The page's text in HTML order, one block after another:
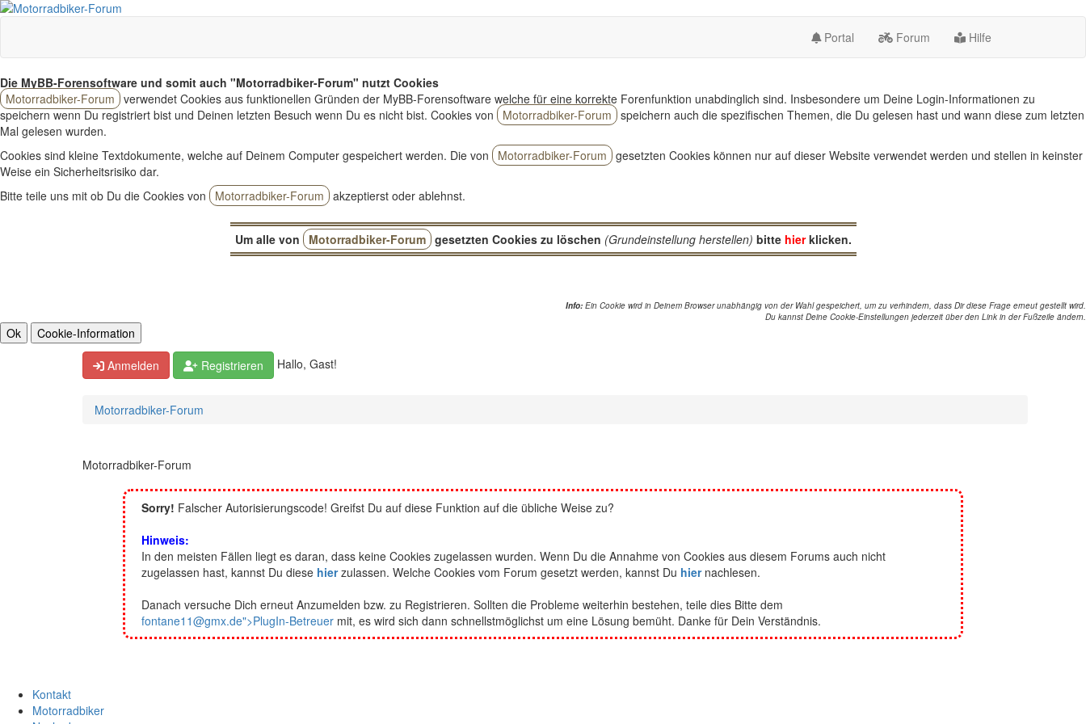
Portal Forum Hilfe
Die MyBB-Forensoftware und somit auch "Motorradbiker-Forum" nutzt Cookies
Motorradbiker-Forum verwendet Cookies aus funktionellen Gründen der MyBB-Forensoftware welche für eine korrekte Forenfunktion unabdinglich sind. Insbesondere um Deine Login-Informationen zu
speichern wenn Du registriert bist und Deinen letzten Besuch wenn Du es nicht bist. Cookies von
Motorradbiker-Forum speichern auch die spezifischen Themen, die Du gelesen hast und wann diese zum letzten
Mal gelesen wurden.
Cookies sind kleine Textdokumente, welche auf Deinem Computer gespeichert werden. Die von
Motorradbiker-Forum gesetzten Cookies können nur auf dieser Website verwendet werden und stellen in keinster
Weise ein Sicherheitsrisiko dar.
Bitte teile uns mit ob Du die Cookies von
Motorradbiker-Forum akzeptierst oder ablehnst.
Um alle von Motorradbiker-Forum gesetzten Cookies zu löschen (Grundeinstellung herstellen) bitte hierklicken.
Info: Ein Cookie wird in Deinem Browser unabhängig von der Wahl gespeichert, um zu verhindern, dass Dir diese Frage erneut gestellt wird.
Du kannst Deine Cookie-Einstellungen jederzeit über den Link in der Fußzeile ändern.
Anmelden Registrieren Hallo, Gast!
Motorradbiker-Forum
Motorradbiker-Forum
Sorry! Falscher Autorisierungscode! Greifst Du auf diese Funktion auf die übliche Weise zu?
Hinweis:
In den meisten Fällen liegt es daran, dass keine Cookies zugelassen wurden. Wenn Du die Annahme von Cookies aus diesem Forums auch nicht
zugelassen hast, kannst Du diese hierzulassen. Welche Cookies vom Forum gesetzt werden, kannst Du hiernachlesen.
Danach versuche Dich erneut Anzumelden bzw. zu Registrieren. Sollten die Probleme weiterhin bestehen, teile dies Bitte dem
fontane11@gmx.de">PlugIn-Betreuer mit, es wird sich dann schnellstmöglichst um eine Lösung bemüht. Danke für Dein Verständnis.
Kontakt
Motorradbiker